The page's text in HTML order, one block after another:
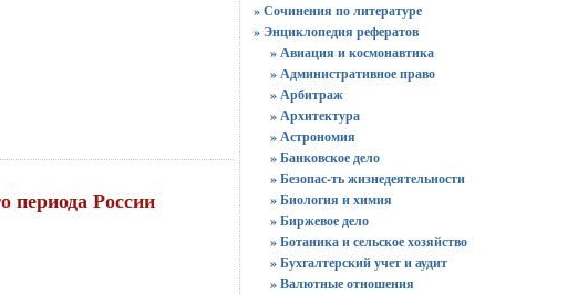
периода России
» Сочинения по литературе
» Энциклопедия рефератов
» Авиация и космонавтика
» Административное право
» Арбитраж
» Архитектура
» Астрономия
» Банковское дело
» Безопас-ть жизнедеятельности
» Биология и химия
» Биржевое дело
» Ботаника и сельское хозяйство
» Бухгалтерский учет и аудит
» Валютные отношения